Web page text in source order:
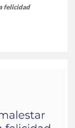
felicidad